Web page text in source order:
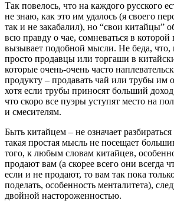
Так повелось, что на каждого русского
не знаю, как это им удалось (я своего
так и не закабалил), но “свои китайцы”
всю правду о чае, сомневаться в
вызывает подобной мысли. Не беда, что,
просто продавцы или торгаши в
которые очень-очень часто
продукту – продавать чай или трубы им
хотя если трубы приносят больший
что скоро все пуэры уступят место на
и смесителям.
Быть китайцем – не означает
такая простая мысль не посещает
того, к любым словам китайцев,
продают вам (а скорее всего они всегда
если и не продают, то вам так пока
поделать, особенность менталитета),
двойной настороженностью.